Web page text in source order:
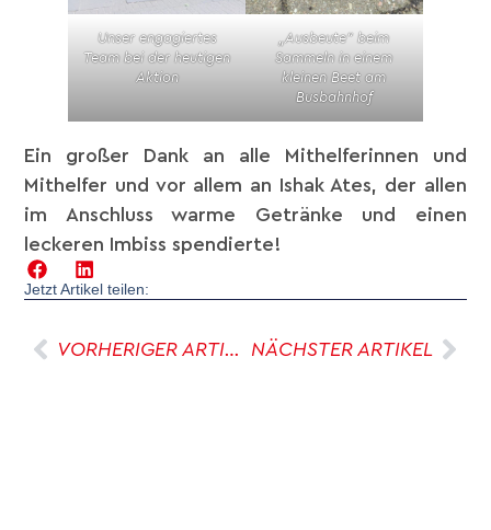
Unser engagiertes
Team bei der heutigen
Aktion
„Ausbeute“ beim
Sammeln in einem
kleinen Beet am
Busbahnhof
Ein großer Dank an alle Mithelferinnen und
Mithelfer und vor allem an Ishak Ates, der allen
im Anschluss warme Getränke und einen
leckeren Imbiss spendierte!
Jetzt Artikel teilen:
VORHERIGER ARTIKEL NÄCHSTER ARTIKEL